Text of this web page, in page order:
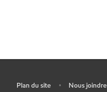
Plan du site • Nous joindre